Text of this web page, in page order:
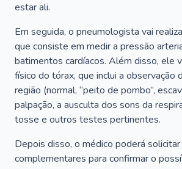
estar ali.
Em seguida, o pneumologista vai
que consiste em medir a pressão
batimentos cardíacos. Além disso, ele
físico do tórax, que inclui a observação
região (normal, “peito de pombo”,
palpação, a ausculta dos sons da
tosse e outros testes pertinentes.
Depois disso, o médico poderá
complementares para confirmar o